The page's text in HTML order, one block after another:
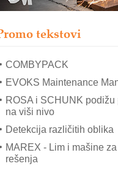
tekstovi
modernog i odgovornog
mrežnog pretvarača sa
COMBYPACK
EVOKS Maintenance
ROSA i SCHUNK podižu
na viši nivo
Detekcija različitih oblika
MAREX - Lim i mašine
rešenja